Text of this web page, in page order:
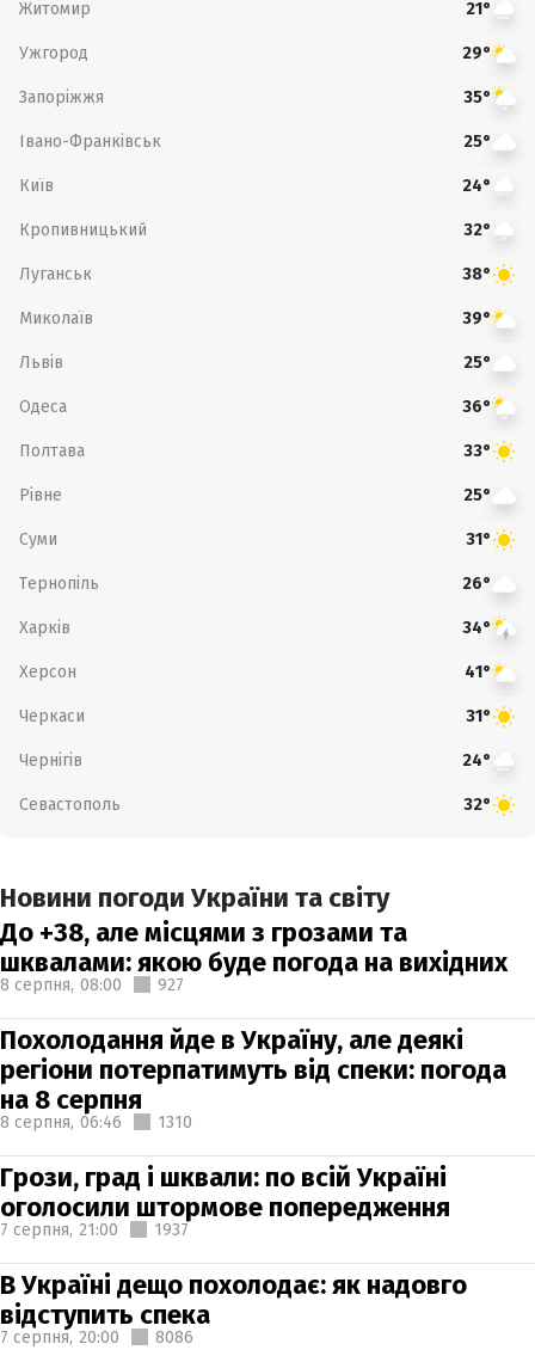
Житомир 21°
Ужгород 29°
Запоріжжя 35°
Івано-Франківськ 25°
Київ 24°
Кропивницький 32°
Луганськ 38°
Миколаїв 39°
Львів 25°
Одеса 36°
Полтава 33°
Рівне 25°
Суми 31°
Тернопіль 26°
Харків 34°
Херсон 41°
Черкаси 31°
Чернігів 24°
Севастополь 32°
Новини погоди України та світу
До +38, але місцями з грозами та
шквалами: якою буде погода на вихідних
8 серпня, 08:00 927
Похолодання йде в Україну, але деякі
регіони потерпатимуть від спеки: погода
на 8 серпня
8 серпня, 06:46 1310
Грози, град і шквали: по всій Україні
оголосили штормове попередження
7 серпня, 21:00 1937
В Україні дещо похолодає: як надовго
відступить спека
7 серпня, 20:00 8086